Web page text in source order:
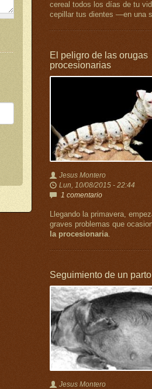
cereal todos los días de tu
cepillar tus dientes —en una
El peligro de las orugas
procesionarias
Jesus Montero
Lun, 10/08/2015 - 22:44
1 comentario
Llegando la primavera,
graves problemas que
la procesionaria.
Seguimiento de un parto
Jesus Montero